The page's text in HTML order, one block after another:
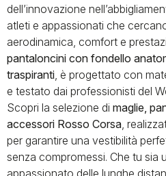
dell’innovazione
atleti e appassionati che
aerodinamica, comfort e
pantaloncini con fondello
traspiranti, è progettato con
e testato dai professionisti del
Scopri la selezione di maglie,
accessori Rosso Corsa,
per garantire una vestibilità
senza compromessi. Che tu sia
appassionato delle lunghe